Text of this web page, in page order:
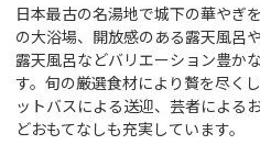
日本最古の名湯地で城下の華やぎ
の大浴場、開放感のある露天風呂
露天風呂などバリエーション豊か
す。旬の厳選食材により贅を尽く
ットバスによる送迎、芸者による
どおもてなしも充実しています。